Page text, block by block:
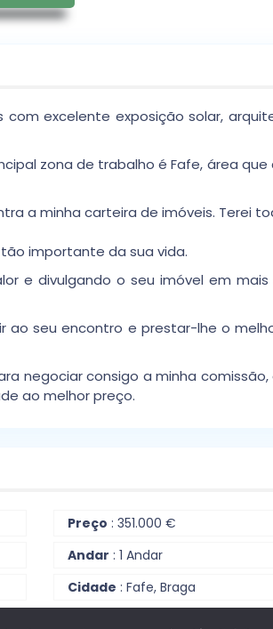
excelente exposição solar,
zona de trabalho é Fafe, área
a minha carteira de imóveis. Terei
importante da sua vida.
e divulgando o seu imóvel em
seu encontro e prestar-lhe o
negociar consigo a minha
ao melhor preço.
Preço : 351.000 €
Andar : 1 Andar
Cidade : Fafe, Braga